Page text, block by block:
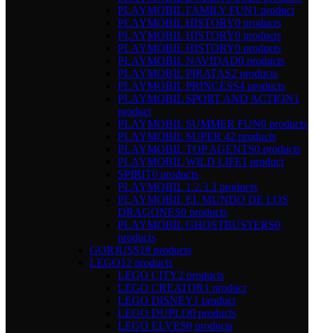
PLAYMOBIL FAMILY FUN1 product
PLAYMOBIL HISTORY0 products
PLAYMOBIL HISTORY0 products
PLAYMOBIL HISTORY0 products
PLAYMOBIL NAVIDAD0 products
PLAYMOBIL PIRATAS2 products
PLAYMOBIL PRINCESS4 products
PLAYMOBIL SPORT AND ACTION1
product
PLAYMOBIL SUMMER FUN0 products
PLAYMOBIL SUPER 42 products
PLAYMOBIL TOP AGENTS0 products
PLAYMOBIL WILD LIFE1 product
SPIRIT0 products
PLAYMOBIL 1.2.3.3 products
PLAYMOBIL EL MUNDO DE LOS
DRAGONES0 products
PLAYMOBIL GHOSTBUSTERS0
products
GORJUSS18 products
LEGO12 products
LEGO CITY2 products
LEGO CREATOR1 product
LEGO DISNEY1 product
LEGO DUPLO0 products
LEGO ELVES0 products